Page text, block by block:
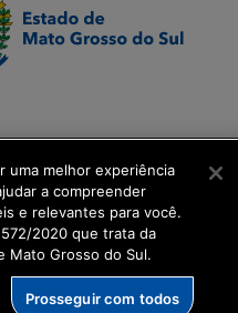
uma melhor experiência
a compreender
e relevantes para você.
2020 que trata da
Mato Grosso do Sul.
Prosseguir com todos